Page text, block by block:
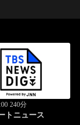
240分
トニュース